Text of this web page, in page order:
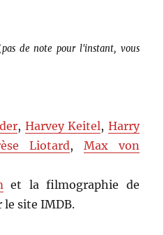
pas de note pour l'instant, vous
, Harvey Keitel, Harry
Liotard, Max von
et la filmographie de
le site IMDB.